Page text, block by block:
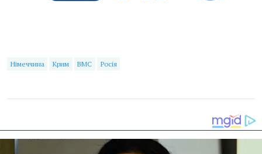
Німеччина Крим ВМС Росія